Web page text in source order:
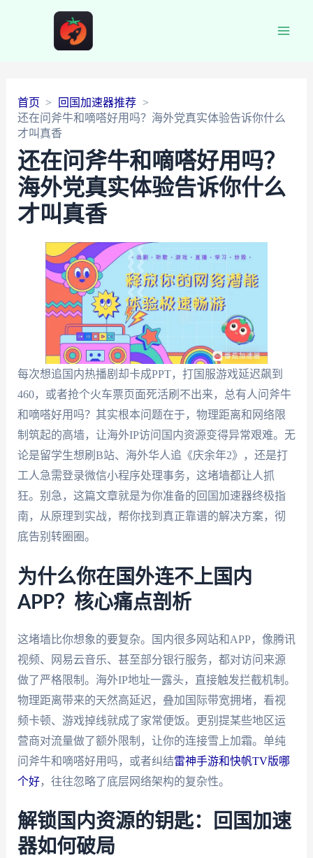
首页
回国加速器推荐
还在问斧牛和嘀嗒好用吗？海外党真实体验告诉你什么
才叫真香
还在问斧牛和嘀嗒好用吗？
海外党真实体验告诉你什么
才叫真香
每次想追国内热播剧却卡成PPT，打国服游戏延迟飙到
460，或者抢个火车票页面死活刷不出来，总有人问斧牛
和嘀嗒好用吗？其实根本问题在于，物理距离和网络限
制筑起的高墙，让海外IP访问国内资源变得异常艰难。无
论是留学生想刷B站、海外华人追《庆余年2》，还是打
工人急需登录微信小程序处理事务，这堵墙都让人抓
狂。别急，这篇文章就是为你准备的回国加速器终极指
南，从原理到实战，帮你找到真正靠谱的解决方案，彻
底告别转圈圈。
为什么你在国外连不上国内
APP？核心痛点剖析
这堵墙比你想象的要复杂。国内很多网站和APP，像腾讯
视频、网易云音乐、甚至部分银行服务，都对访问来源
做了严格限制。海外IP地址一露头，直接触发拦截机制。
物理距离带来的天然高延迟，叠加国际带宽拥堵，看视
频卡顿、游戏掉线就成了家常便饭。更别提某些地区运
营商对流量做了额外限制，让你的连接雪上加霜。单纯
问斧牛和嘀嗒好用吗，或者纠结雷神手游和快帆TV版哪
个好，往往忽略了底层网络架构的复杂性。
解锁国内资源的钥匙：回国加速
器如何破局